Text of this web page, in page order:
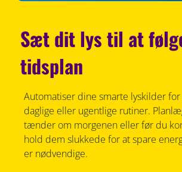
Sæt dit lys til at
tidsplan
Automatiser dine smarte lyskilder
daglige eller ugentlige rutiner.
tænder om morgenen eller før du
hold dem slukkede for at spare
er nødvendige.